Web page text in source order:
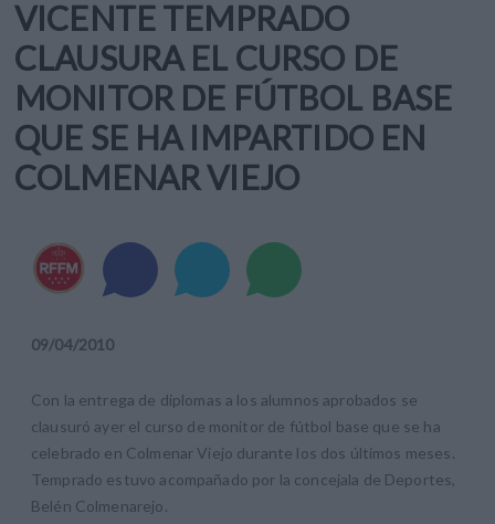
VICENTE TEMPRADO
CLAUSURA EL CURSO DE
MONITOR DE FÚTBOL BASE
QUE SE HA IMPARTIDO EN
COLMENAR VIEJO
09/04/2010
Con la entrega de diplomas a los alumnos aprobados se
clausuró ayer el curso de monitor de fútbol base que se ha
celebrado en Colmenar Viejo durante los dos últimos meses.
Temprado estuvo acompañado por la concejala de Deportes,
Belén Colmenarejo.